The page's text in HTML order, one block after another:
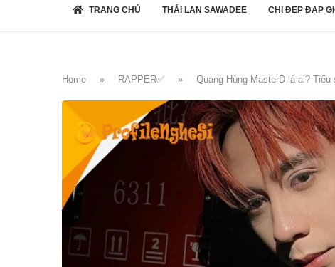
TRANG CHỦ THÁI LAN SAWADEE CHỊ ĐẸP ĐẠP
Home » RAPPER✅ » Quang Hùng MasterD là ai?